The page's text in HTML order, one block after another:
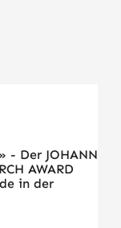
Der JOHANNA
AWARD
in der